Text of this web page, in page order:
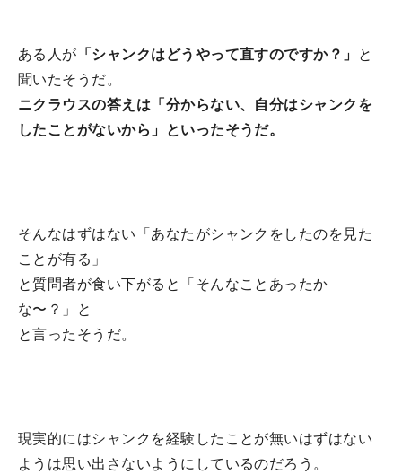
ある人が 「シャンクはどうやって直すのですか？」
と
聞いたそうだ。
ニクラウスの答えは「分からない、自分はシャンクを
したことがないから」といったそうだ。
そんなはずはない「あなたがシャンクをしたのを見た
ことが有る」
と質問者が食い下がると「そんなことあったか
な〜？」と
と言ったそうだ。
現実的にはシャンクを経験したことが無いはずはない
ようは思い出さないようにしているのだろう。